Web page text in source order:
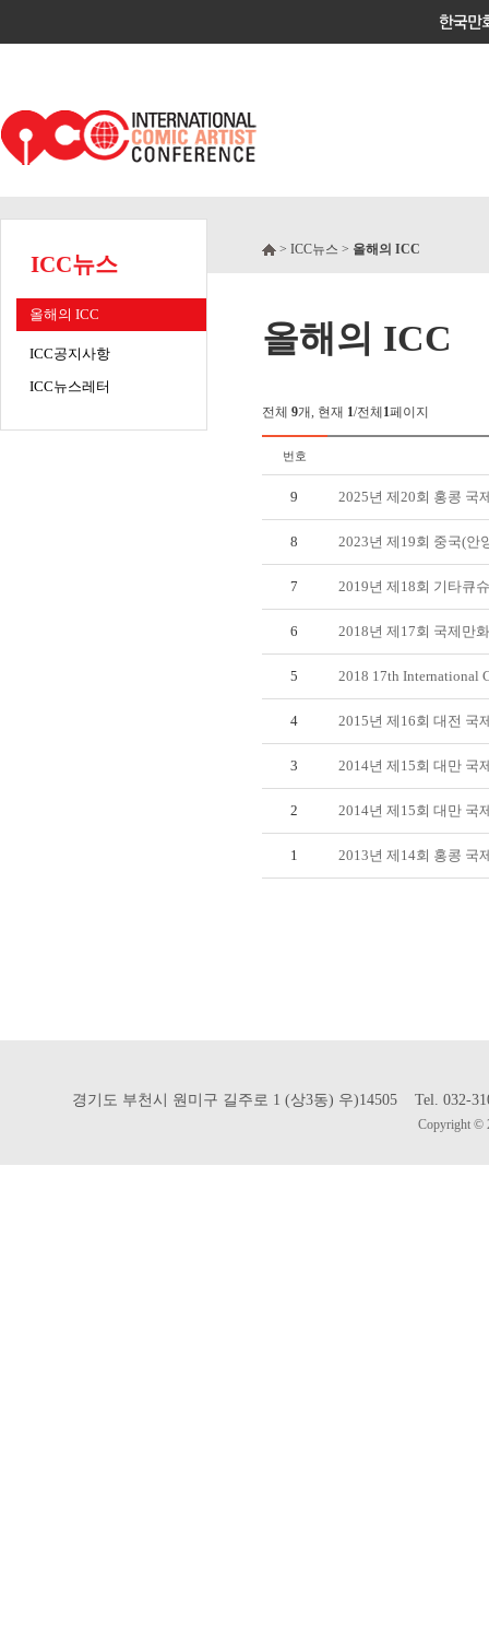
ICC뉴스
올해의 ICC
ICC공지사항
ICC뉴스레터
> ICC뉴스 > 올해의 ICC
올해의 ICC
전체 9개, 현재 1/전체 1페이지
번호
9 2025년 제20회 홍콩 국
8 2023년 제19회 중국(안
7 2019년 제18회 기타큐
6 2018년 제17회 국제만
5 2018 17th International
4 2015년 제16회 대전 국
3 2014년 제15회 대만 국
2 2014년 제15회 대만 국
1 2013년 제14회 홍콩 국
경기도 부천시 원미구 길주로 1 (상3동) 우)14505 Tel.
Copyright ©